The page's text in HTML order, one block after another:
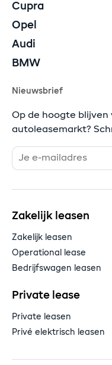
Cupra
Opel
Audi
BMW
Nieuwsbrief
Op de hoogte
autoleasemarkt?
Zakelijk leasen
Zakelijk leasen
Operational lease
Bedrijfswagen leasen
Private lease
Private leasen
Privé elektrisch leasen